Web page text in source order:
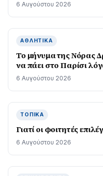
6 Αυγούστου 2026
ΑΘΛΗΤΙΚΆ
Το μήνυμα της Νόρας
να πάει στο Παρίσι
6 Αυγούστου 2026
ΤΟΠΙΚΆ
Γιατί οι φοιτητές
6 Αυγούστου 2026